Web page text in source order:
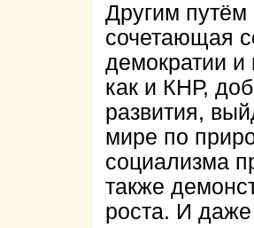
Другим путём
сочетающая
демократии
как и КНР,
развития,
мире по
социализма
также
роста. И